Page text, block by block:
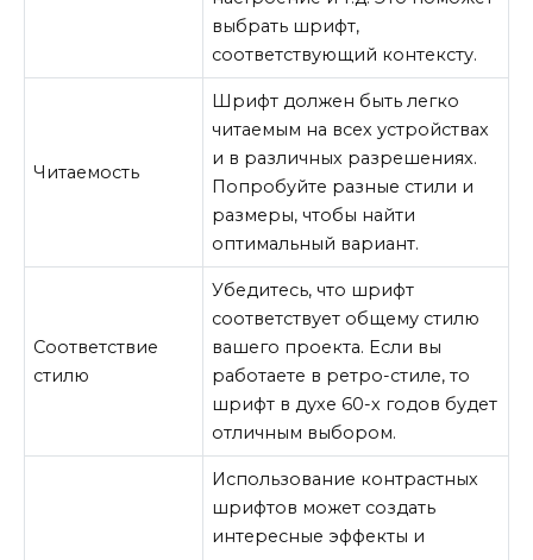
выбрать шрифт,
соответствующий контексту.
Читаемость
Шрифт должен быть легко
читаемым на всех устройствах
и в различных разрешениях.
Попробуйте разные стили и
размеры, чтобы найти
оптимальный вариант.
Соответствие
стилю
Убедитесь, что шрифт
соответствует общему стилю
вашего проекта. Если вы
работаете в ретро-стиле, то
шрифт в духе 60-х годов будет
отличным выбором.
Использование контрастных
шрифтов может создать
интересные эффекты и